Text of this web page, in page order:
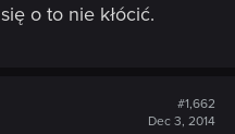
o to nie kłócić.
#1,662
Dec 3, 2014